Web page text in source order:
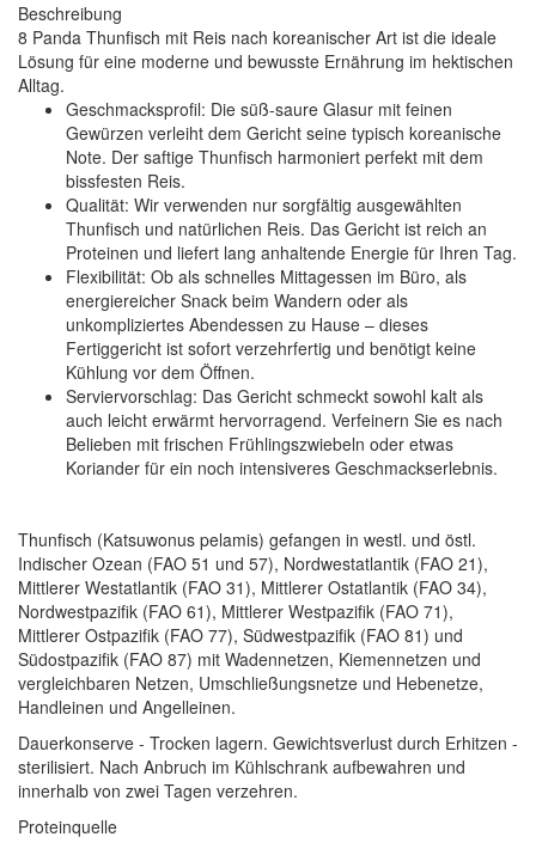
Beschreibung
8 Panda Thunfisch mit Reis nach koreanischer Art ist die ideale
Lösung für eine moderne und bewusste Ernährung im hektischen
Alltag.
Geschmacksprofil: Die süß-saure Glasur mit feinen
Gewürzen verleiht dem Gericht seine typisch koreanische
Note. Der saftige Thunfisch harmoniert perfekt mit dem
bissfesten Reis.
Qualität: Wir verwenden nur sorgfältig ausgewählten
Thunfisch und natürlichen Reis. Das Gericht ist reich an
Proteinen und liefert lang anhaltende Energie für Ihren Tag.
Flexibilität: Ob als schnelles Mittagessen im Büro, als
energiereicher Snack beim Wandern oder als
unkompliziertes Abendessen zu Hause – dieses
Fertiggericht ist sofort verzehrfertig und benötigt keine
Kühlung vor dem Öffnen.
Serviervorschlag: Das Gericht schmeckt sowohl kalt als
auch leicht erwärmt hervorragend. Verfeinern Sie es nach
Belieben mit frischen Frühlingszwiebeln oder etwas
Koriander für ein noch intensiveres Geschmackserlebnis.
Thunfisch (Katsuwonus pelamis) gefangen in westl. und östl.
Indischer Ozean (FAO 51 und 57), Nordwestatlantik (FAO 21),
Mittlerer Westatlantik (FAO 31), Mittlerer Ostatlantik (FAO 34),
Nordwestpazifik (FAO 61), Mittlerer Westpazifik (FAO 71),
Mittlerer Ostpazifik (FAO 77), Südwestpazifik (FAO 81) und
Südostpazifik (FAO 87) mit Wadennetzen, Kiemennetzen und
vergleichbaren Netzen, Umschließungsnetze und Hebenetze,
Handleinen und Angelleinen.
Dauerkonserve - Trocken lagern. Gewichtsverlust durch Erhitzen -
sterilisiert. Nach Anbruch im Kühlschrank aufbewahren und
innerhalb von zwei Tagen verzehren.
Proteinquelle